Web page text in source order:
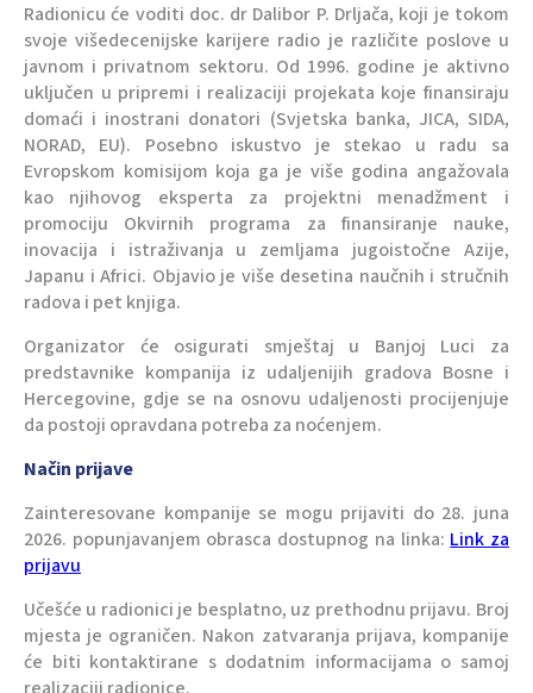
Radionicu će voditi doc. dr Dalibor P. Drljača, koji je tokom
svoje višedecenijske karijere radio je različite poslove u
javnom i privatnom sektoru. Od 1996. godine je aktivno
uključen u pripremi i realizaciji projekata koje finansiraju
domaći i inostrani donatori (Svjetska banka, JICA, SIDA,
NORAD, EU). Posebno iskustvo je stekao u radu sa
Evropskom komisijom koja ga je više godina angažovala
kao njihovog eksperta za projektni menadžment i
promociju Okvirnih programa za finansiranje nauke,
inovacija i istraživanja u zemljama jugoistočne Azije,
Japanu i Africi. Objavio je više desetina naučnih i stručnih
radova i pet knjiga.
Organizator će osigurati smještaj u Banjoj Luci za
predstavnike kompanija iz udaljenijih gradova Bosne i
Hercegovine, gdje se na osnovu udaljenosti procijenjuje
da postoji opravdana potreba za noćenjem.
Način prijave
Zainteresovane kompanije se mogu prijaviti do 28. juna
2026. popunjavanjem obrasca dostupnog na linka:Link za
prijavu
Učešće u radionici je besplatno, uz prethodnu prijavu. Broj
mjesta je ograničen. Nakon zatvaranja prijava, kompanije
će biti kontaktirane s dodatnim informacijama o samoj